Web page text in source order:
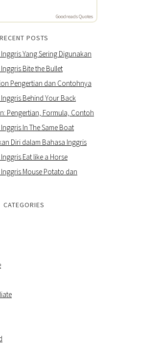
Goodreads Quotes
RECENT POSTS
Yang Sering Digunakan
Bite the Bullet
Pengertian dan Contohnya
Behind Your Back
Pengertian, Formula, Contoh
In The Same Boat
Diri dalam Bahasa Inggris
Eat like a Horse
Mouse Potato dan
CATEGORIES